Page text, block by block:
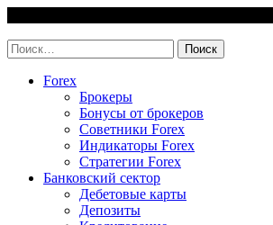
content
Найти:
Forex
Брокеры
Бонусы от брокеров
Советники Forex
Индикаторы Forex
Стратегии Forex
Банковский сектор
Дебетовые карты
Депозиты